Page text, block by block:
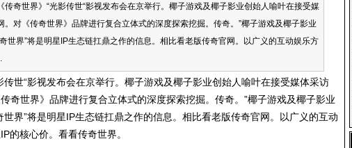
奇世界》“光影传世“影视发布会在京举行。椰子游戏及椰子影业创始人喻叶在接受媒
。对《传奇世界》品牌进行复合立体式的深度探索挖掘。传奇。”椰子游戏及椰子影业
世界”将是明星IP生态链扛鼎之作的信息。相比看老版传奇官网。以广义的互动娱乐方
世“影视发布会在京举行。椰子游戏及椰子影业创始人喻叶在接受媒体采访
奇世界》品牌进行复合立体式的深度探索挖掘。传奇。”椰子游戏及椰子影业
世界”将是明星IP生态链扛鼎之作的信息。相比看老版传奇官网。以广义的互动
的核心价。看看传奇世界。